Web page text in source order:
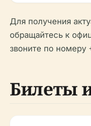
Для получения
обращайтесь к
звоните по номеру
Билеты